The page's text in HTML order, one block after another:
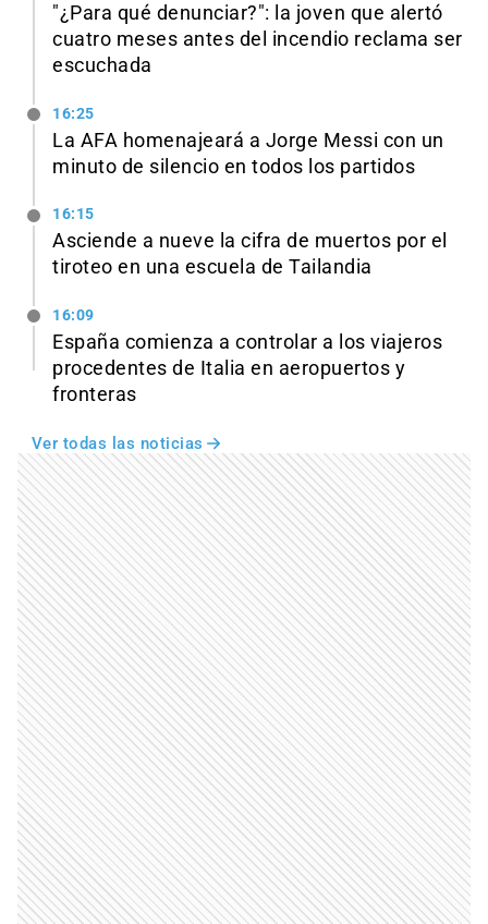
"¿Para qué denunciar?": la joven que alertó
cuatro meses antes del incendio reclama ser
escuchada
16:25
La AFA homenajeará a Jorge Messi con un
minuto de silencio en todos los partidos
16:15
Asciende a nueve la cifra de muertos por el
tiroteo en una escuela de Tailandia
16:09
España comienza a controlar a los viajeros
procedentes de Italia en aeropuertos y
fronteras
Ver todas las noticias